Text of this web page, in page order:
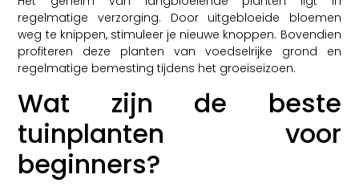
regelmatige verzorging. Door uitgebloeide bloemen
weg te knippen, stimuleer je nieuwe knoppen. Bovendien
profiteren deze planten van voedselrijke grond en
regelmatige bemesting tijdens het groeiseizoen.
Wat zijn de beste
tuinplanten voor
beginners?